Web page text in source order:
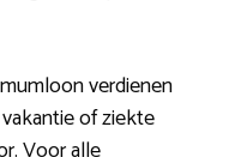
verdienen
of ziekte